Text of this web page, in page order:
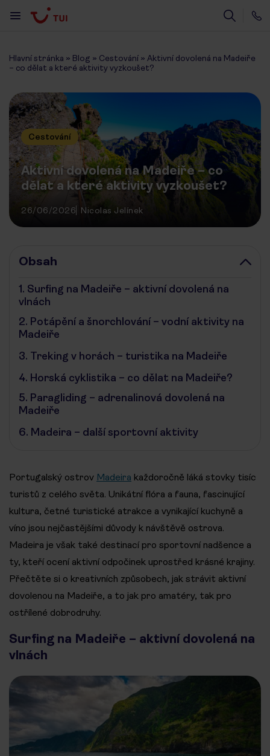
Hlavní stránka » Blog » Cestování » Aktivní dovolená na Madeiře
– co dělat a které aktivity vyzkoušet?
Cestování
Aktivní dovolená na Madeiře – co
dělat a které aktivity vyzkoušet?
26/06/2026 Nicolas Jelínek
Obsah
1. Surfing na Madeiře – aktivní dovolená na
vlnách
2. Potápění a šnorchlování – vodní aktivity na
Madeiře
3. Treking v horách – turistika na Madeiře
4. Horská cyklistika – co dělat na Madeiře?
5. Paragliding – adrenalinová dovolená na
Madeiře
6. Madeira – další sportovní aktivity
Portugalský ostrov Madeira každoročně láká stovky tisíc
turistů z celého světa. Unikátní flóra a fauna, fascinující
kultura, četné turistické atrakce a vynikající kuchyně a
víno jsou nejčastějšími důvody k návštěvě ostrova.
Madeira je však také destinací pro sportovní nadšence a
ty, kteří ocení aktivní odpočinek uprostřed krásné krajiny.
Přečtěte si o kreativních způsobech, jak strávit aktivní
dovolenou na Madeiře, a to jak pro amatéry, tak pro
ostřílené dobrodruhy.
Surfing na Madeiře – aktivní dovolená na
vlnách